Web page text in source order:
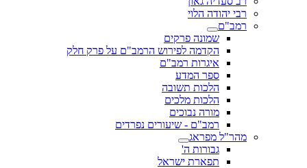
רבי יהודה הלוי
רמב"ם
שמונה פרקים
הקדמה לפירוש הרמב"ם על פרק חלק
איגרות רמב"ם
ספר המדע
הלכות תשובה
הלכות מלכים
מורה נבוכים
רמב"ם - שיעורים נפרדים
מהר"ל מפראג
גבורות ה'
תפארת ישראל